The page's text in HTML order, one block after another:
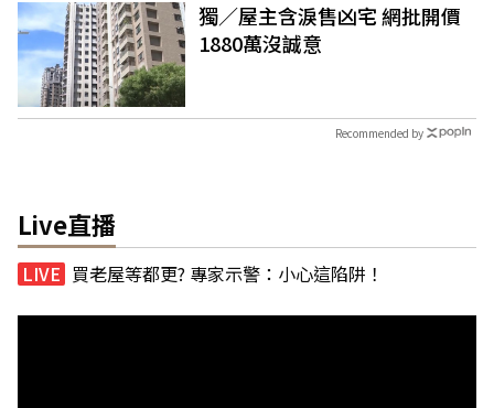
獨／屋主含淚售凶宅 網批開價
1880萬沒誠意
Recommended by
Live直播
買老屋等都更? 專家示警：小心這陷阱！